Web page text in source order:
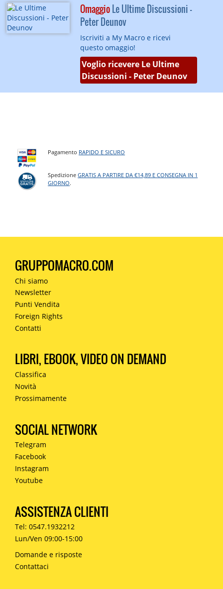
OmaggioLe Ultime Discussioni -
Peter Deunov
Iscriviti a My Macro e ricevi
questo omaggio!
Voglio ricevere Le Ultime
Discussioni - Peter Deunov
Pagamento RAPIDO E SICURO
SpedizioneGRATIS A PARTIRE DA €14,89 E CONSEGNA IN 1
GIORNO.
GRUPPOMACRO.COM
Chi siamo
Newsletter
Punti Vendita
Foreign Rights
Contatti
LIBRI, EBOOK, VIDEO ON DEMAND
Classifica
Novità
Prossimamente
SOCIAL NETWORK
Telegram
Facebook
Instagram
Youtube
ASSISTENZA CLIENTI
Tel: 0547.1932212
Lun/Ven 09:00-15:00
Domande e risposte
Contattaci